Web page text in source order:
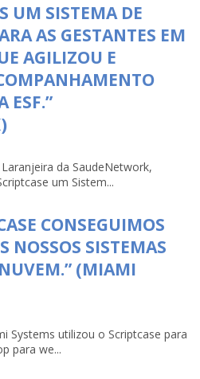
UM SISTEMA DE
AS GESTANTES EM
AGILIZOU E
ESF.”
da SaudeNetwork,
um Sistem...
CONSEGUIMOS
NOSSOS SISTEMAS
(MIAMI
Systems utilizou o Scriptcase para
para we...